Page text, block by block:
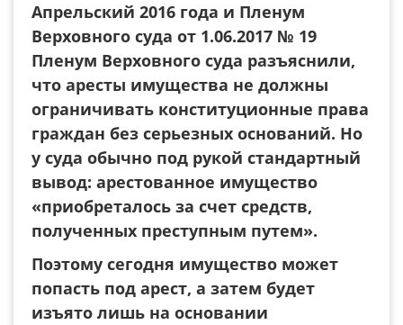
Апрельский 2016 года и Пленум
Верховного суда от 1.06.2017 № 19
Пленум Верховного суда разъяснили,
что аресты имущества не должны
ограничивать конституционные права
граждан без серьезных оснований. Но
у суда обычно под рукой стандартный
вывод: арестованное имущество
«приобреталось за счет средств,
полученных преступным путем».
Поэтому сегодня имущество может
попасть под арест, а затем будет
изъято лишь на основании